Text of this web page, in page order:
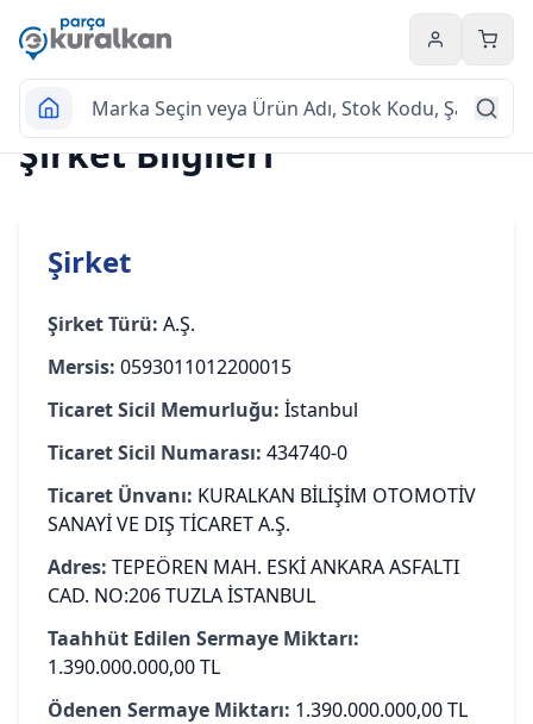
Hesabım
Şirket Bilgileri
Şirket
Şirket Türü: A.Ş.
Mersis: 0593011012200015
Ticaret Sicil Memurluğu: İstanbul
Ticaret Sicil Numarası: 434740-0
Ticaret Ünvanı: KURALKAN BİLİŞİM OTOMOTİV
SANAYİ VE DIŞ TİCARET A.Ş.
Adres: TEPEÖREN MAH. ESKİ ANKARA ASFALTI
CAD. NO:206 TUZLA İSTANBUL
Taahhüt Edilen Sermaye Miktarı:
1.390.000.000,00 TL
Ödenen Sermaye Miktarı: 1.390.000.000,00 TL